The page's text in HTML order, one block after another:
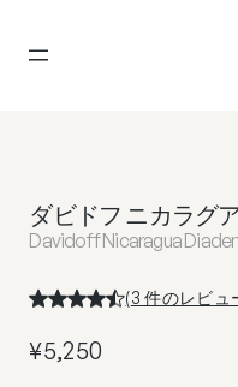
容
ダビドフ ニカラグ
Davidoff Nicaragua
(3 件のレビュ
¥5,250